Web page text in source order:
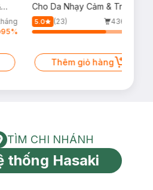
95%
Cho Da Nhạy Cảm & Trẻ Em
60ml (Mới)
5.0 (23)
436/tháng
Thêm giỏ hàng
Tìm chi nhánh
TÌM CHI NHÁNH
thống Hasaki